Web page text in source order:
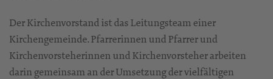
Der Kirchenvorstand ist das Leitungsteam einer
Kirchengemeinde. Pfarrerinnen und Pfarrer und
Kirchenvorsteherinnen und Kirchenvorsteher arbeiten
darin gemeinsam an der Umsetzung der vielfältigen